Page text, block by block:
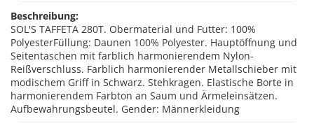
Beschreibung:
SOL'S TAFFETA 280T. Obermaterial und Futter: 100%
PolyesterFüllung: Daunen 100% Polyester. Hauptöffnung und
Seitentaschen mit farblich harmonierendem Nylon-
Reißverschluss. Farblich harmonierender Metallschieber mit
modischem Griff in Schwarz. Stehkragen. Elastische Borte in
harmonierendem Farbton an Saum und Ärmeleinsätzen.
Aufbewahrungsbeutel. Gender: Männerkleidung